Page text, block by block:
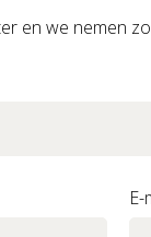
en we nemen